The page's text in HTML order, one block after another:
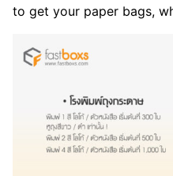
to get your paper bags,